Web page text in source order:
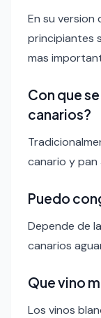
En su version
principiantes
mas
Con que
canarios?
canario y pan
Puedo
Depende de
canarios
Que vino
Los vinos